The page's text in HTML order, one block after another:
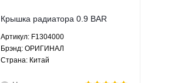
Крышка радиатора 0.9 BAR
Smily 1.3 МКПП - F1304000
ОРИГИНАЛ
Артикул: F1304000
Брэнд: ОРИГИНАЛ
Страна: Китай